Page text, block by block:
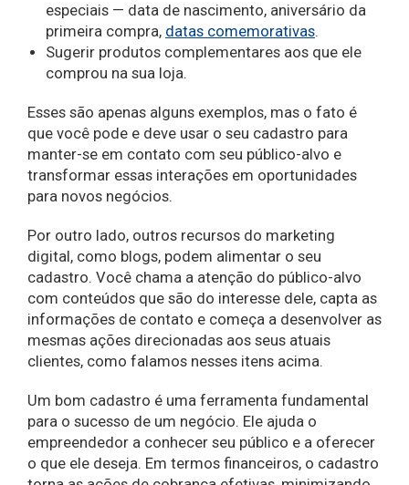
especiais — data de nascimento, aniversário da
primeira compra, datas comemorativas.
Sugerir produtos complementares aos que ele
comprou na sua loja.
Esses são apenas alguns exemplos, mas o fato é
que você pode e deve usar o seu cadastro para
manter-se em contato com seu público-alvo e
transformar essas interações em oportunidades
para novos negócios.
Por outro lado, outros recursos do marketing
digital, como blogs, podem alimentar o seu
cadastro. Você chama a atenção do público-alvo
com conteúdos que são do interesse dele, capta as
informações de contato e começa a desenvolver as
mesmas ações direcionadas aos seus atuais
clientes, como falamos nesses itens acima.
Um bom cadastro é uma ferramenta fundamental
para o sucesso de um negócio. Ele ajuda o
empreendedor a conhecer seu público e a oferecer
o que ele deseja. Em termos financeiros, o cadastro